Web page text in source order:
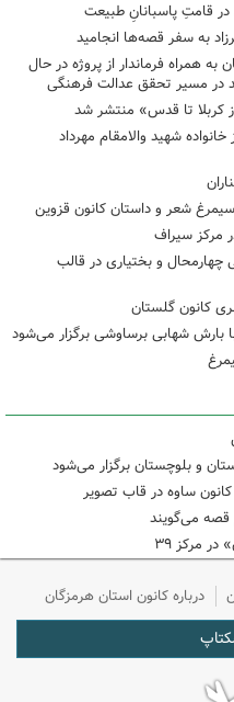
قامتِ پاسبانانِ طبیعت
به سفر قصه‌ها انجامید
همراه فرماندار از پروژه در حال
در مسیر تحقق عدالت فرهنگی
کربلا تا قدس» منتشر شد
شهید والامقام مهرداد
شعر و داستان کانون قزوین
مرکز سیراف
چهارمحال و بختیاری در قالب
کانون گلستان
بارش شهابی برساوشی برگزار می‌شود
و بلوچستان برگزار می‌شود
ساوه در قاب تصویر
قصه می‌گویند
مرکز ۳۹
درباره کانون استان هرمزگان